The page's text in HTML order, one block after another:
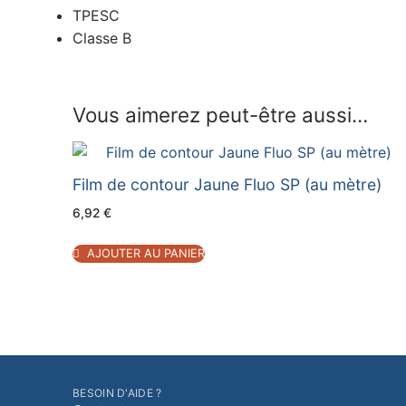
TPESC
Classe B
Vous aimerez peut-être aussi…
Film de contour Jaune Fluo SP (au mètre)
6,92 €
AJOUTER AU PANIER
BESOIN D'AIDE ?